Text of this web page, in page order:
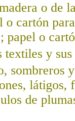
o de
o cartón
papel o
y sus
sombreros
látigos,
de